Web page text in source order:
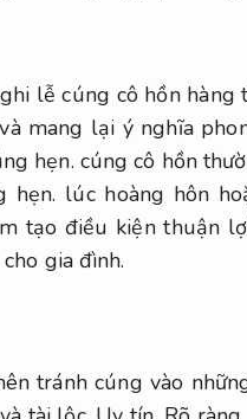
lễ cúng cô hồn
mang lại ý nghĩa
hẹn. cúng cô hồn
hẹn. lúc hoàng hôn
tạo điều kiện thuận
gia đình.
tránh cúng vào